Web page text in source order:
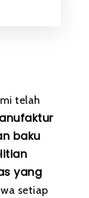
telah
baku
yang
setiap